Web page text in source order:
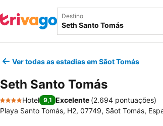
Destino
Ver todas as estadias em Sãot Tomás
Seth Santo Tomás
4 Estrelas
Hotel 9,1 Excelente (2.694 pontuações)
Playa Santo Tomás, H2, 07749, Sãot Tomás,